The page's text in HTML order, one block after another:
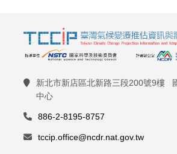
新北市新店區北新路三段200號9樓
中心
886-2-8195-8757
tccip.office@ncdr.nat.gov.tw